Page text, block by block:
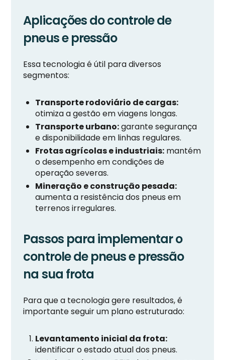
Aplicações do controle de
pneus e pressão
Essa tecnologia é útil para diversos
segmentos:
Transporte rodoviário de cargas:
otimiza a gestão em viagens longas.
Transporte urbano:garante segurança
e disponibilidade em linhas regulares.
Frotas agrícolas e industriais: mantém
o desempenho em condições de
operação severas.
Mineração e construção pesada:
aumenta a resistência dos pneus em
terrenos irregulares.
Passos para implementar o
controle de pneus e pressão
na sua frota
Para que a tecnologia gere resultados, é
importante seguir um plano estruturado:
Levantamento inicial da frota:
identificar o estado atual dos pneus.